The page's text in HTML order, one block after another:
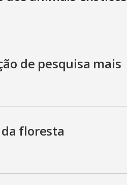
de pesquisa mais
floresta